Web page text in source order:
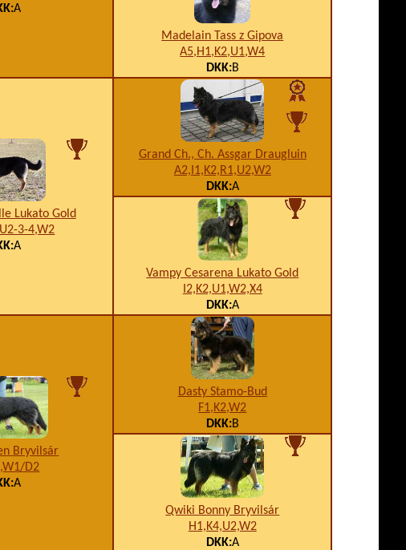
A
Madelain Tass z Gipova
A5,H1,K2,U1,W4
DKK:B
Lukato Gold
3-4,W2
A
Grand Ch., Ch. Assgar Draugluin
A2,I1,K2,R1,U2,W2
DKK:A
Vampy Cesarena Lukato Gold
I2,K2,U1,W2,X4
DKK:A
Bryvilsár
D2
A
Dasty Stamo-Bud
F1,K2,W2
DKK:B
Qwiki Bonny Bryvilsár
H1,K4,U2,W2
DKK:A